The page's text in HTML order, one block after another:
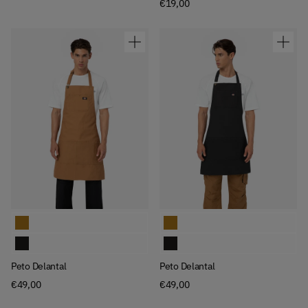
€19,00
Available Colors
Peto Delantal
€49,00
Available Colors
Peto Delantal
€49,00